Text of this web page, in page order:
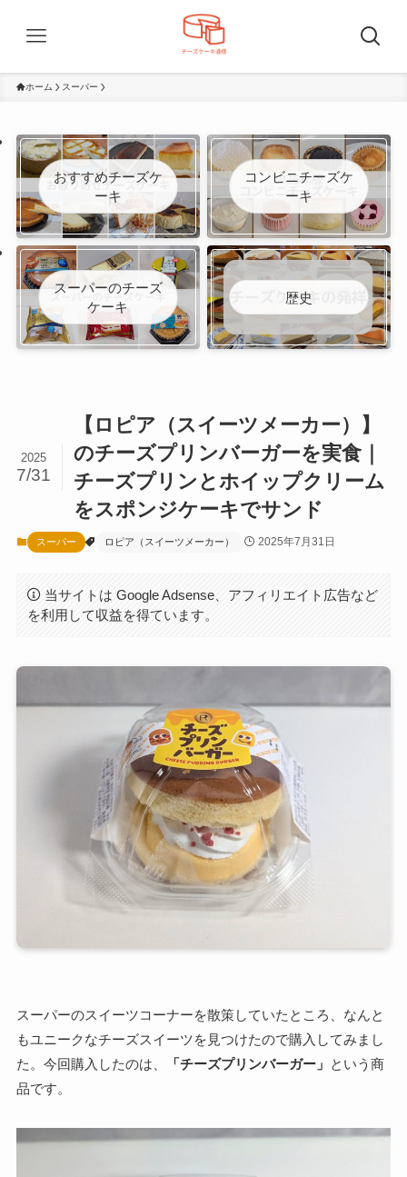
ホーム スーパー
おすすめチーズケ
ーキ
コンビニチーズケ
ーキ
スーパーのチーズ
ケーキ
歴史
【ロピア（スイーツメーカー）】
のチーズプリンバーガーを実食｜
チーズプリンとホイップクリーム
をスポンジケーキでサンド
2025
7/31
スーパー ロピア（スイーツメーカー） 2025年7月31日
当サイトは Google Adsense、アフィリエイト広告など
を利用して収益を得ています。
スーパーのスイーツコーナーを散策していたところ、なんと
もユニークなチーズスイーツを見つけたので購入してみまし
た。今回購入したのは、
「チーズプリンバーガー」 という商
品です。